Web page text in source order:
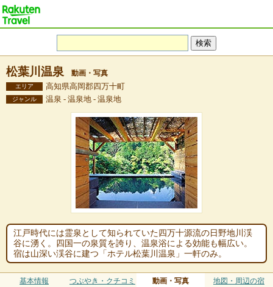
松葉川温泉 動画・写真
エリア 高知県高岡郡四万十町
ジャンル 温泉 - 温泉地 - 温泉地
江戸時代には霊泉として知られていた四万十源流の日野地川渓
谷に湧く。四国一の泉質を誇り、温泉浴による効能も幅広い。
宿は山深い渓谷に建つ「ホテル松葉川温泉」一軒のみ。
基本情報 つぶやき・クチコミ 動画・写真 地図・周辺の宿